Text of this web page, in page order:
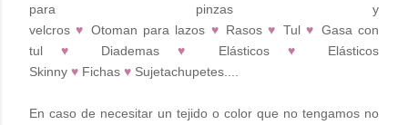
para pinzas y
velcros♥ Otoman para lazos ♥ Rasos♥ Tul♥ Gasa con
tul♥ Diademas♥ Elásticos ♥
Elásticos
Skinny ♥ Fichas ♥ Sujetachupetes....
En caso de necesitar un tejido o color que no tengamos no